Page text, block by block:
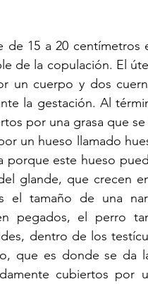
de 15 a 20 centímetros
de la copulación. El
un cuerpo y dos
la gestación. Al
por una grasa que se
un hueso llamado
este hueso
glande, que crecen
el tamaño de una
pegados, el perro
dentro de los
que es donde se da
cubiertos por